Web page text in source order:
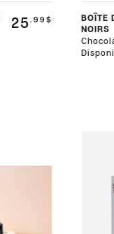
25.99$
BOÎTE
NOIRS